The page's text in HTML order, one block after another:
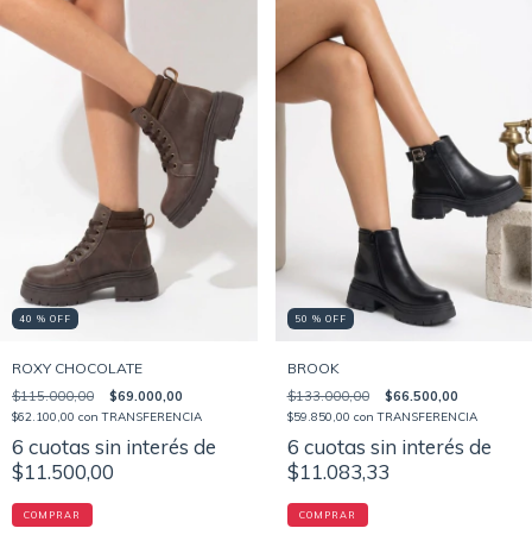
40 % OFF
ROXY CHOCOLATE
$115.000,00 $69.000,00
$62.100,00 con TRANSFERENCIA
6 cuotas sin interés de
$11.500,00
COMPRAR
50 % OFF
BROOK
$133.000,00 $66.500,00
$59.850,00 con TRANSFERENCIA
6 cuotas sin interés de
$11.083,33
COMPRAR